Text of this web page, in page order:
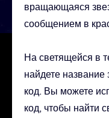
вращающаяся
сообщением в
На светящейся в
найдете
код. Вы можете
код, чтобы найти